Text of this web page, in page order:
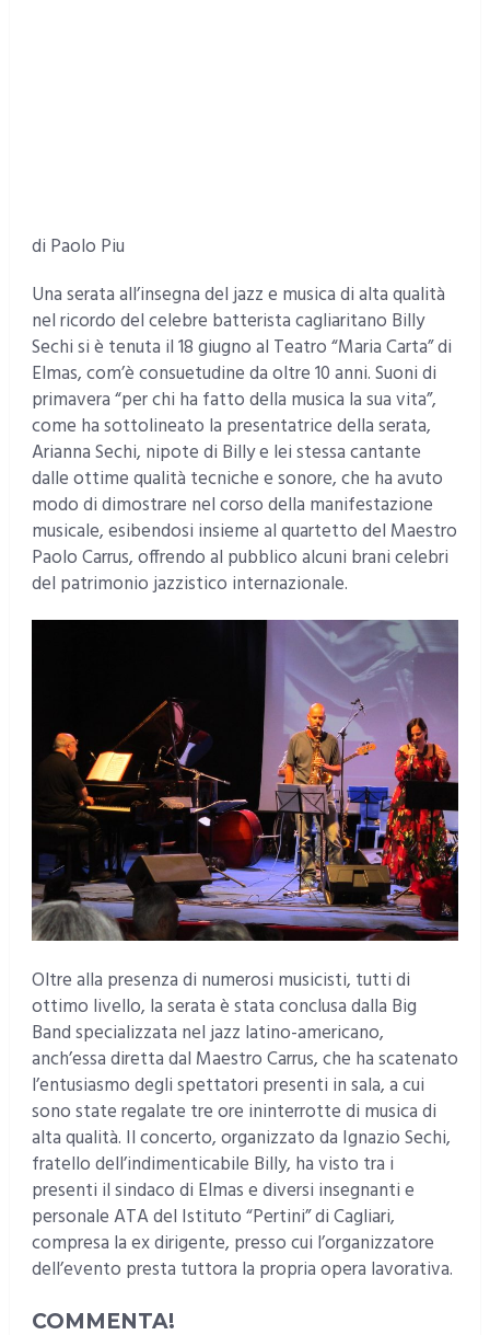
di Paolo Piu
Una serata all’insegna del jazz e musica di alta qualità
nel ricordo del celebre batterista cagliaritano Billy
Sechi si è tenuta il 18 giugno al Teatro “Maria Carta” di
Elmas, com’è consuetudine da oltre 10 anni. Suoni di
primavera “per chi ha fatto della musica la sua vita”,
come ha sottolineato la presentatrice della serata,
Arianna Sechi, nipote di Billy e lei stessa cantante
dalle ottime qualità tecniche e sonore, che ha avuto
modo di dimostrare nel corso della manifestazione
musicale, esibendosi insieme al quartetto del Maestro
Paolo Carrus, offrendo al pubblico alcuni brani celebri
del patrimonio jazzistico internazionale.
Oltre alla presenza di numerosi musicisti, tutti di
ottimo livello, la serata è stata conclusa dalla Big
Band specializzata nel jazz latino-americano,
anch’essa diretta dal Maestro Carrus, che ha scatenato
l’entusiasmo degli spettatori presenti in sala, a cui
sono state regalate tre ore ininterrotte di musica di
alta qualità. Il concerto, organizzato da Ignazio Sechi,
fratello dell’indimenticabile Billy, ha visto tra i
presenti il sindaco di Elmas e diversi insegnanti e
personale ATA del Istituto “Pertini” di Cagliari,
compresa la ex dirigente, presso cui l’organizzatore
dell’evento presta tuttora la propria opera lavorativa.
COMMENTA!